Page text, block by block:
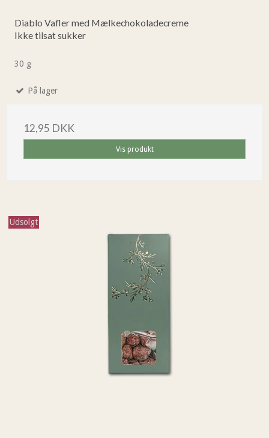
Diablo Vafler med Mælkechokoladecreme
Ikke tilsat sukker
30 g
På lager
12,95 DKK
Vis produkt
Udsolgt